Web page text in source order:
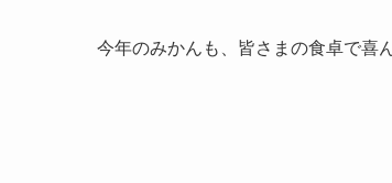
今年のみかんも、皆さまの食卓で喜